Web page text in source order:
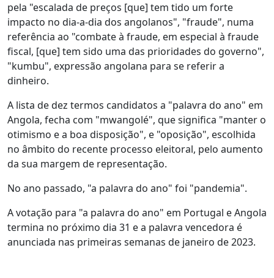
pela "escalada de preços [que] tem tido um forte
impacto no dia-a-dia dos angolanos", "fraude", numa
referência ao "combate à fraude, em especial à fraude
fiscal, [que] tem sido uma das prioridades do governo",
"kumbu", expressão angolana para se referir a
dinheiro.
A lista de dez termos candidatos a "palavra do ano" em
Angola, fecha com "mwangolé", que significa "manter o
otimismo e a boa disposição", e "oposição", escolhida
no âmbito do recente processo eleitoral, pelo aumento
da sua margem de representação.
No ano passado, "a palavra do ano" foi "pandemia".
A votação para "a palavra do ano" em Portugal e Angola
termina no próximo dia 31 e a palavra vencedora é
anunciada nas primeiras semanas de janeiro de 2023.